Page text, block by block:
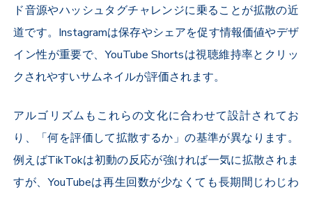
ド音源やハッシュタグチャレンジに乗ることが拡散の近
道です。 Instagramは保存やシェアを促す情報価値やデザ
イン性が重要で、YouTube Shortsは視聴維持率とクリッ
クされやすいサムネイルが評価されます。
アルゴリズムもこれらの文化に合わせて設計されてお
り、「何を評価して拡散するか」の基準が異なります。
例えばTikTokは初動の反応が強ければ一気に拡散されま
すが、YouTubeは再生回数が少なくても長期間じわじわ